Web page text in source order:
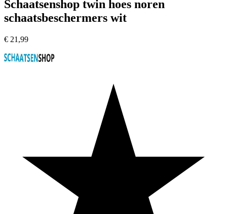
Schaatsenshop twin hoes noren
schaatsbeschermers wit
€ 21,99